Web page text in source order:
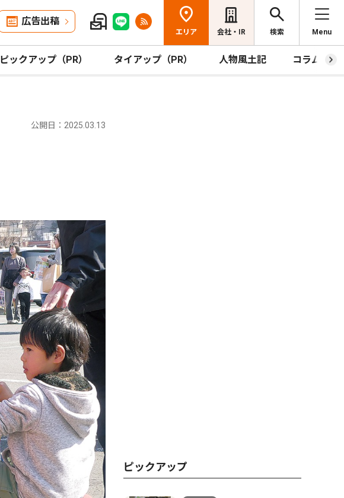
広告出稿
エリア 会社・IR 検索 Menu
ピックアップ（PR） タイアップ（PR） 人物風土記 コラム
公開日：2025.03.13
ピックアップ